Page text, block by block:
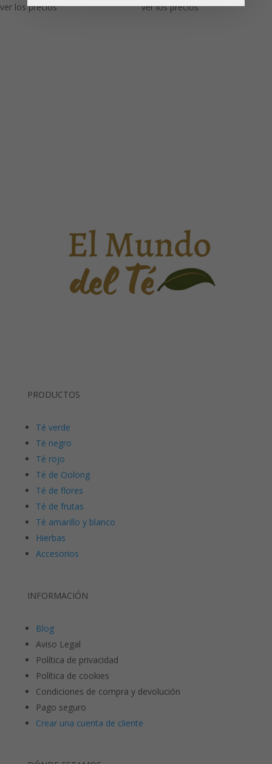
ver los precios
ver los precios
PRODUCTOS
Té verde
Té negro
Té rojo
Té de Oolong
Té de flores
Té de frutas
Té amarillo y blanco
Hierbas
Accesorios
INFORMACIÓN
Blog
Aviso Legal
Política de privacidad
Política de cookies
Condiciones de compra y devolución
Pago seguro
Crear una cuenta de cliente